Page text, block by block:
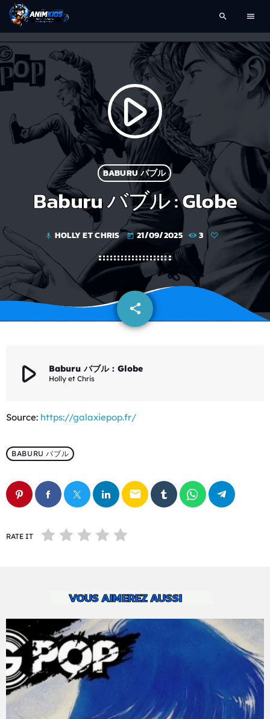
search menu
play_arrow
BABURU バブル
Baburu バブル : Globe
mic HOLLY ET CHRIS today 21/09/2025 3
share
email
play_arrow Baburu バブル : Globe
Holly et Chris
Source: https://galaxiepop.fr/
BABURU バブル
email
RATE IT
VOUS AIMEREZ AUSSI